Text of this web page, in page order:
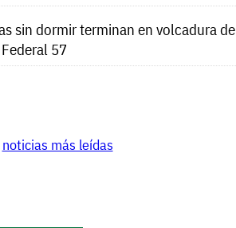
sin dormir terminan en volcadura de
57
noticias más leídas